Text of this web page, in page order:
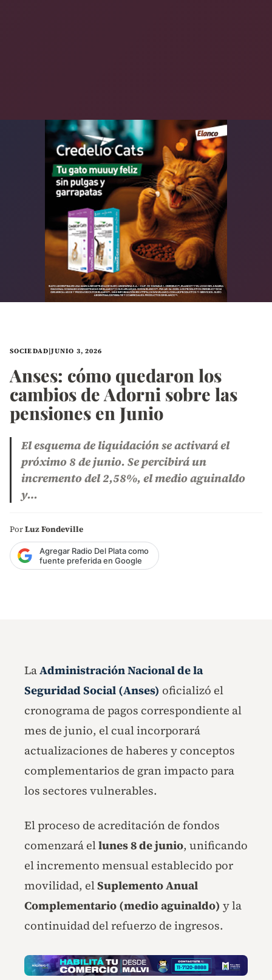
SOCIEDAD|JUNIO 3, 2026
Anses: cómo quedaron los
cambios de Adorni sobre las
pensiones en Junio
El esquema de liquidación se activará el
próximo 8 de junio. Se percibirá un
incremento del 2,58%, el medio aguinaldo
y…
PorLuz Fondeville
Agregar Radio Del Plata como
fuente preferida en Google
LaAdministración Nacional de la
Seguridad Social (Anses) oficializó el
cronograma de pagos correspondiente al
mes de junio, el cual incorporará
actualizaciones de haberes y conceptos
complementarios de gran impacto para
los sectores vulnerables.
El proceso de acreditación de fondos
comenzará ellunes 8 de junio, unificando
el incremento mensual establecido por
movilidad, elSuplemento Anual
Complementario (medio aguinaldo) y la
continuidad del refuerzo de ingresos.